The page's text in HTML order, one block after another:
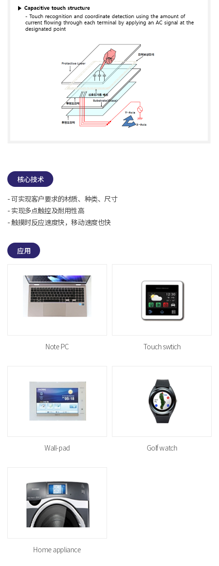
核心技术
- 可实现客户要求的材质、种类、尺寸
- 实现多点触控及耐用性高
- 触摸时反应速度快，移动速度也快
应用
Note PC Touch swtich
Wall-pad Golf watch
Home appliance